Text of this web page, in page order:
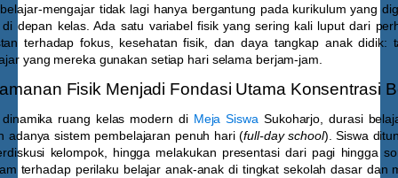
mengajar tidak lagi hanya bergantung pada kurikulum yang
depan kelas. Ada satu variabel fisik yang sering kali luput dari
terhadap fokus, kesehatan fisik, dan daya tangkap anak didik:
yang mereka gunakan setiap hari selama berjam-jam.
Fisik Menjadi Fondasi Utama Konsentrasi
ruang kelas modern di Meja Siswa Sukoharjo , durasi
adanya sistem pembelajaran penuh hari (full-day school). Siswa
kelompok, hingga melakukan presentasi dari pagi hingga
terhadap perilaku belajar anak-anak di tingkat sekolah dasar dan